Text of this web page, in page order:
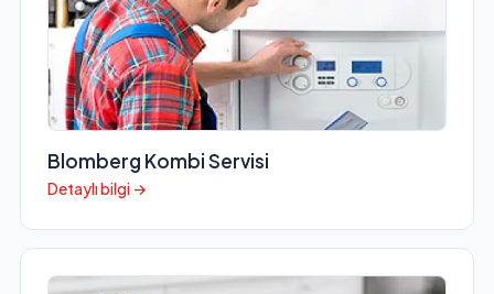
Blomberg Kombi Servisi
Detaylı bilgi →